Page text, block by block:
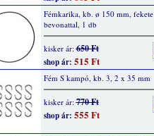
Fémkarika, kb. ø 150 mm, fekete
bevonattal, 1 db
kisker ár:650 Ft
shop ár: 515 Ft
Fém S kampó, kb. 3, 2 x 35 mm
kisker ár:770 Ft
shop ár: 555 Ft